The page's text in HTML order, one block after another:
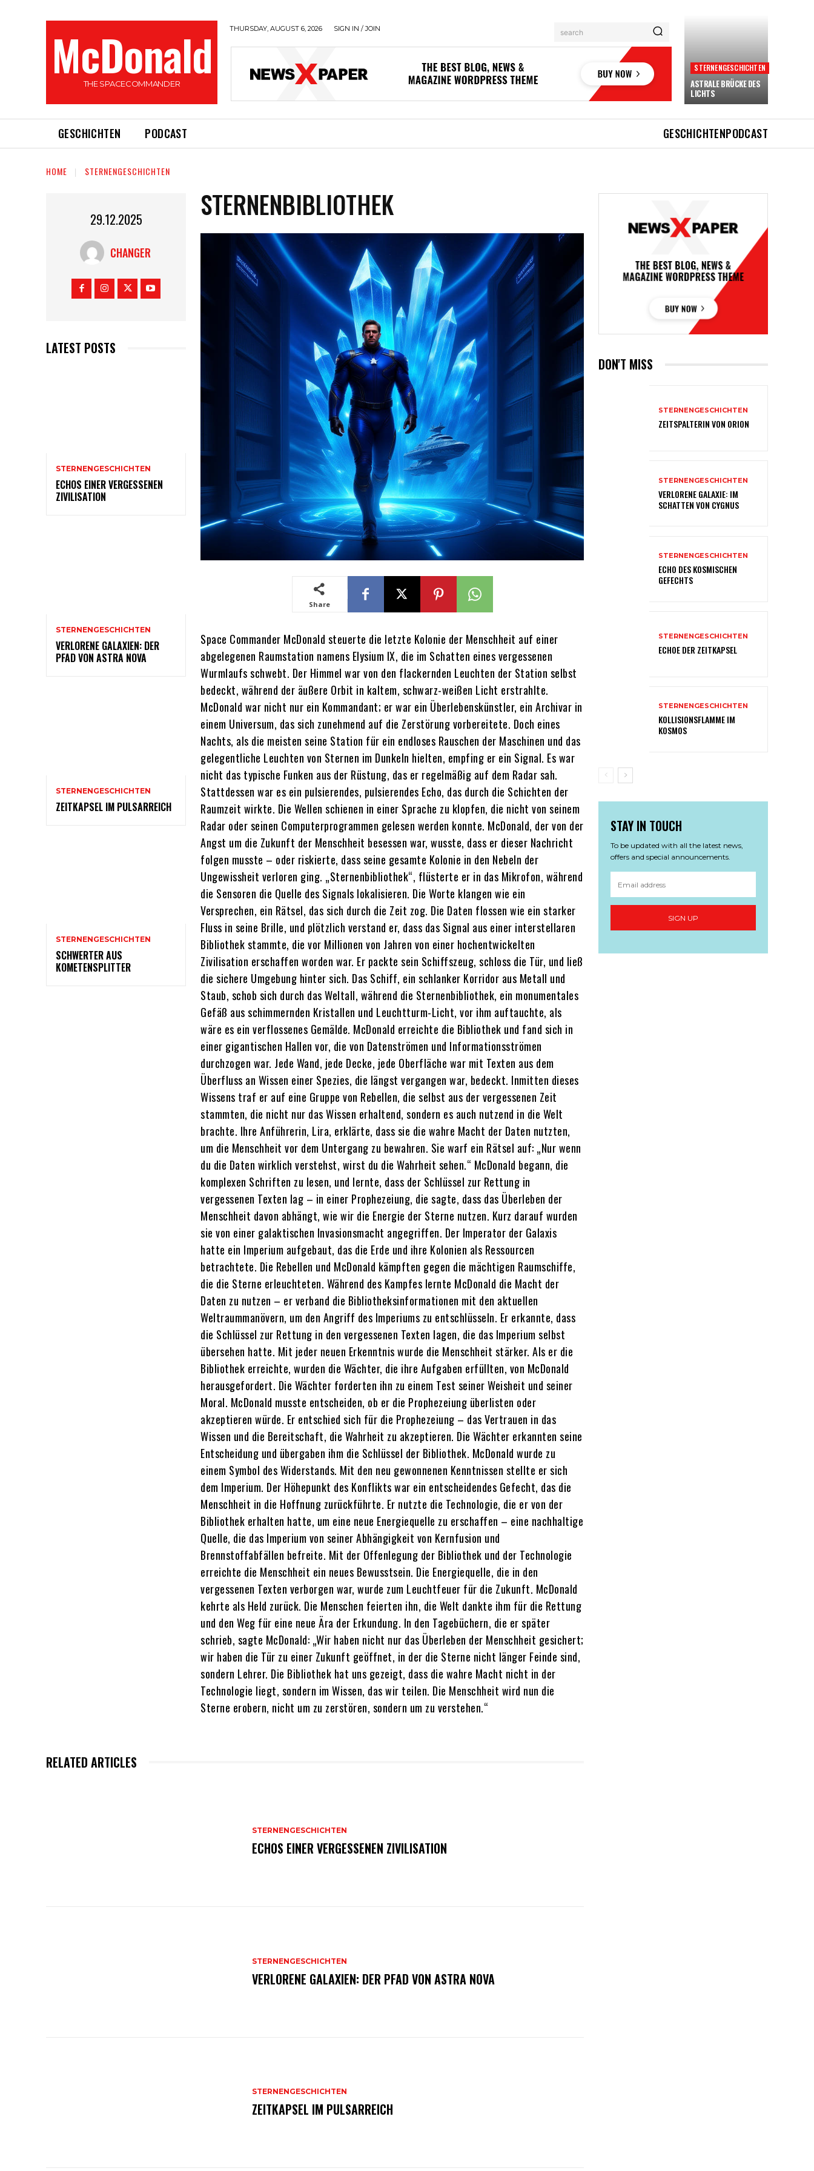
McDonald
THE SPACECOMMANDER
THURSDAY, AUGUST 6, 2026 SIGN IN / JOIN search
STERNENGESCHICHTEN
ASTRALE BRÜCKE DES
LICHTS
GESCHICHTEN PODCAST GESCHICHTENPODCAST
HOME STERNENGESCHICHTEN
29.12.2025
CHANGER
LATEST POSTS
STERNENGESCHICHTEN
ECHOS EINER VERGESSENEN
ZIVILISATION
STERNENGESCHICHTEN
VERLORENE GALAXIEN: DER
PFAD VON ASTRA NOVA
STERNENGESCHICHTEN
ZEITKAPSEL IM PULSARREICH
STERNENGESCHICHTEN
SCHWERTER AUS
KOMETENSPLITTER
STERNENBIBLIOTHEK
Share
Space Commander McDonald steuerte die letzte Kolonie der Menschheit auf einer
abgelegenen Raumstation namens Elysium IX, die im Schatten eines vergessenen
Wurmlaufs schwebt. Der Himmel war von den flackernden Leuchten der Station selbst
bedeckt, während der äußere Orbit in kaltem, schwarz-weißen Licht erstrahlte.
McDonald war nicht nur ein Kommandant; er war ein Überlebenskünstler, ein Archivar in
einem Universum, das sich zunehmend auf die Zerstörung vorbereitete. Doch eines
Nachts, als die meisten seine Station für ein endloses Rauschen der Maschinen und das
gelegentliche Leuchten von Sternen im Dunkeln hielten, empfing er ein Signal. Es war
nicht das typische Funken aus der Rüstung, das er regelmäßig auf dem Radar sah.
Stattdessen war es ein pulsierendes, pulsierendes Echo, das durch die Schichten der
Raumzeit wirkte. Die Wellen schienen in einer Sprache zu klopfen, die nicht von seinem
Radar oder seinen Computerprogrammen gelesen werden konnte. McDonald, der von der
Angst um die Zukunft der Menschheit besessen war, wusste, dass er dieser Nachricht
folgen musste – oder riskierte, dass seine gesamte Kolonie in den Nebeln der
Ungewissheit verloren ging. „Sternenbibliothek“, flüsterte er in das Mikrofon, während
die Sensoren die Quelle des Signals lokalisieren. Die Worte klangen wie ein
Versprechen, ein Rätsel, das sich durch die Zeit zog. Die Daten flossen wie ein starker
Fluss in seine Brille, und plötzlich verstand er, dass das Signal aus einer interstellaren
Bibliothek stammte, die vor Millionen von Jahren von einer hochentwickelten
Zivilisation erschaffen worden war. Er packte sein Schiffszeug, schloss die Tür, und ließ
die sichere Umgebung hinter sich. Das Schiff, ein schlanker Korridor aus Metall und
Staub, schob sich durch das Weltall, während die Sternenbibliothek, ein monumentales
Gefäß aus schimmernden Kristallen und Leuchtturm-Licht, vor ihm auftauchte, als
wäre es ein verflossenes Gemälde. McDonald erreichte die Bibliothek und fand sich in
einer gigantischen Hallen vor, die von Datenströmen und Informationsströmen
durchzogen war. Jede Wand, jede Decke, jede Oberfläche war mit Texten aus dem
Überfluss an Wissen einer Spezies, die längst vergangen war, bedeckt. Inmitten dieses
Wissens traf er auf eine Gruppe von Rebellen, die selbst aus der vergessenen Zeit
stammten, die nicht nur das Wissen erhaltend, sondern es auch nutzend in die Welt
brachte. Ihre Anführerin, Lira, erklärte, dass sie die wahre Macht der Daten nutzten,
um die Menschheit vor dem Untergang zu bewahren. Sie warf ein Rätsel auf: „Nur wenn
du die Daten wirklich verstehst, wirst du die Wahrheit sehen.“ McDonald begann, die
komplexen Schriften zu lesen, und lernte, dass der Schlüssel zur Rettung in
vergessenen Texten lag – in einer Prophezeiung, die sagte, dass das Überleben der
Menschheit davon abhängt, wie wir die Energie der Sterne nutzen. Kurz darauf wurden
sie von einer galaktischen Invasionsmacht angegriffen. Der Imperator der Galaxis
hatte ein Imperium aufgebaut, das die Erde und ihre Kolonien als Ressourcen
betrachtete. Die Rebellen und McDonald kämpften gegen die mächtigen Raumschiffe,
die die Sterne erleuchteten. Während des Kampfes lernte McDonald die Macht der
Daten zu nutzen – er verband die Bibliotheksinformationen mit den aktuellen
Weltraummanövern, um den Angriff des Imperiums zu entschlüsseln. Er erkannte, dass
die Schlüssel zur Rettung in den vergessenen Texten lagen, die das Imperium selbst
übersehen hatte. Mit jeder neuen Erkenntnis wurde die Menschheit stärker. Als er die
Bibliothek erreichte, wurden die Wächter, die ihre Aufgaben erfüllten, von McDonald
herausgefordert. Die Wächter forderten ihn zu einem Test seiner Weisheit und seiner
Moral. McDonald musste entscheiden, ob er die Prophezeiung überlisten oder
akzeptieren würde. Er entschied sich für die Prophezeiung – das Vertrauen in das
Wissen und die Bereitschaft, die Wahrheit zu akzeptieren. Die Wächter erkannten seine
Entscheidung und übergaben ihm die Schlüssel der Bibliothek. McDonald wurde zu
einem Symbol des Widerstands. Mit den neu gewonnenen Kenntnissen stellte er sich
dem Imperium. Der Höhepunkt des Konflikts war ein entscheidendes Gefecht, das die
Menschheit in die Hoffnung zurückführte. Er nutzte die Technologie, die er von der
Bibliothek erhalten hatte, um eine neue Energiequelle zu erschaffen – eine nachhaltige
Quelle, die das Imperium von seiner Abhängigkeit von Kernfusion und
Brennstoffabfällen befreite. Mit der Offenlegung der Bibliothek und der Technologie
erreichte die Menschheit ein neues Bewusstsein. Die Energiequelle, die in den
vergessenen Texten verborgen war, wurde zum Leuchtfeuer für die Zukunft. McDonald
kehrte als Held zurück. Die Menschen feierten ihn, die Welt dankte ihm für die Rettung
und den Weg für eine neue Ära der Erkundung. In den Tagebüchern, die er später
schrieb, sagte McDonald: „Wir haben nicht nur das Überleben der Menschheit gesichert;
wir haben die Tür zu einer Zukunft geöffnet, in der die Sterne nicht länger Feinde sind,
sondern Lehrer. Die Bibliothek hat uns gezeigt, dass die wahre Macht nicht in der
Technologie liegt, sondern im Wissen, das wir teilen. Die Menschheit wird nun die
Sterne erobern, nicht um zu zerstören, sondern um zu verstehen.“
RELATED ARTICLES
STERNENGESCHICHTEN
ECHOS EINER VERGESSENEN ZIVILISATION
STERNENGESCHICHTEN
VERLORENE GALAXIEN: DER PFAD VON ASTRA NOVA
STERNENGESCHICHTEN
ZEITKAPSEL IM PULSARREICH
DON'T MISS
STERNENGESCHICHTEN
ZEITSPALTERIN VON ORION
STERNENGESCHICHTEN
VERLORENE GALAXIE: IM
SCHATTEN VON CYGNUS
STERNENGESCHICHTEN
ECHO DES KOSMISCHEN
GEFECHTS
STERNENGESCHICHTEN
ECHOE DER ZEITKAPSEL
STERNENGESCHICHTEN
KOLLISIONSFLAMME IM
KOSMOS
STAY IN TOUCH
To be updated with all the latest news,
offers and special announcements.
SIGN UP